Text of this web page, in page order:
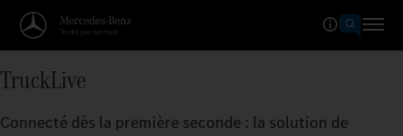
TruckLive
Connecté dès la première seconde : la solution de